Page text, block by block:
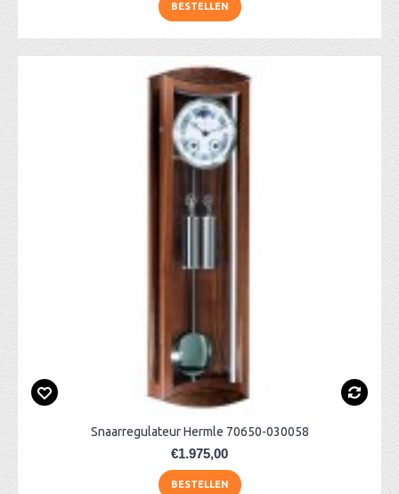
BESTELLEN
Snaarregulateur Hermle 70650-030058
€1.975,00
BESTELLEN